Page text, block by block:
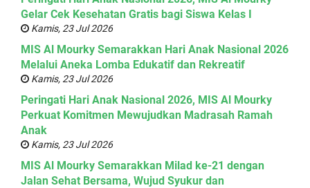
Gelar Cek Kesehatan Gratis bagi Siswa Kelas I
Kamis, 23 Jul 2026
MIS Al Mourky Semarakkan Hari Anak Nasional 2026
Melalui Aneka Lomba Edukatif dan Rekreatif
Kamis, 23 Jul 2026
Peringati Hari Anak Nasional 2026, MIS Al Mourky
Perkuat Komitmen Mewujudkan Madrasah Ramah
Anak
Kamis, 23 Jul 2026
MIS Al Mourky Semarakkan Milad ke-21 dengan
Jalan Sehat Bersama, Wujud Syukur dan